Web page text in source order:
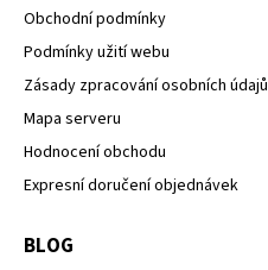
Obchodní podmínky
Podmínky užití webu
Zásady zpracování osobních údajů
Mapa serveru
Hodnocení obchodu
Expresní doručení objednávek
BLOG